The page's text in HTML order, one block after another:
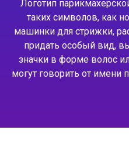
Логотип
таких символов, как
машинки для стрижки,
придать особый вид,
значки в форме волос
могут говорить от имени